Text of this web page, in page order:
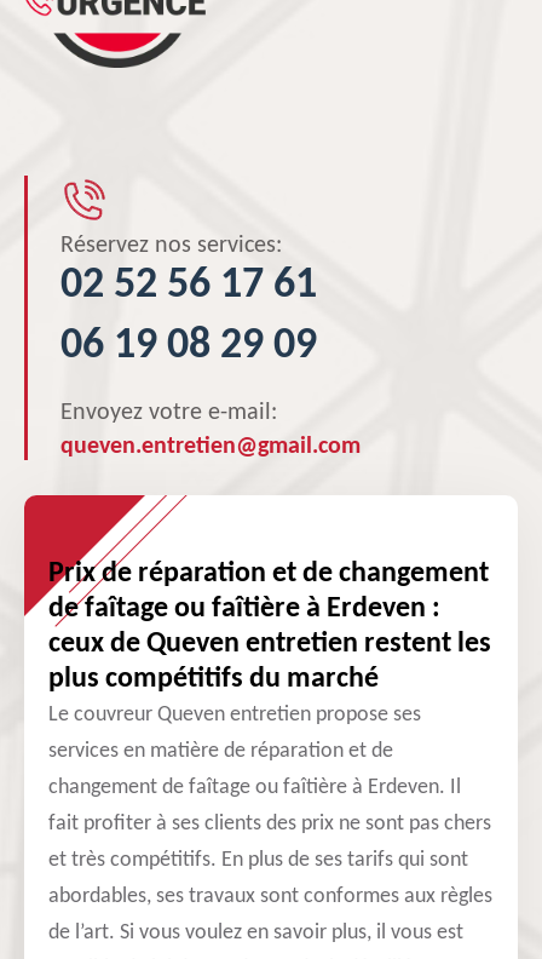
Réservez nos services:
02 52 56 17 61
06 19 08 29 09
Envoyez votre e-mail:
queven.entretien@gmail.com
Prix de réparation et de changement
de faîtage ou faîtière à Erdeven :
ceux de Queven entretien restent les
plus compétitifs du marché
Le couvreur Queven entretien propose ses
services en matière de réparation et de
changement de faîtage ou faîtière à Erdeven. Il
fait profiter à ses clients des prix ne sont pas chers
et très compétitifs. En plus de ses tarifs qui sont
abordables, ses travaux sont conformes aux règles
de l’art. Si vous voulez en savoir plus, il vous est